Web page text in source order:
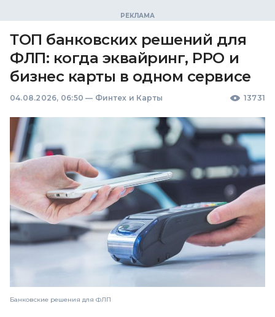
ТОП банковских решений для
ФЛП: когда эквайринг, РРО и
бизнес карты в одном сервисе
04.08.2026, 06:50 — Финтех и Карты 13731
Банковские решения для ФЛП